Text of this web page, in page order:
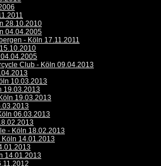
28.10.2010
04.04.2005
- Köln 17.11.2011
Club - Köln 09.04.2013
10.03.2013
19.03.2013
19.03.2013
06.03.2013
- Köln 18.02.2013
Köln 14.01.2013
14.01.2013